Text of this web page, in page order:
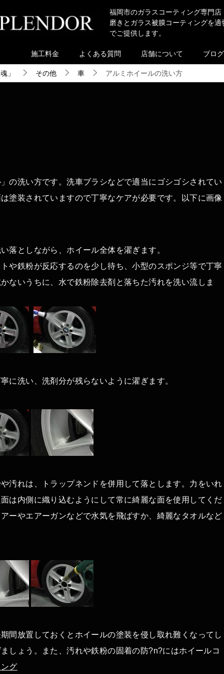
福岡市のガラスコーティング専門店
磨きとガラス被膜コーティングを適
でご提供します。
施工料金 よくある質問 店舗について ブロ
」 その他 車 アルミホイールの洗い方
の洗い方です。洗車ブラシなどで適当にゴシゴシされてい
塗装されていますので丁寧なケアが必要です。以下に画像
落としながら、ホイール全体を濯ぎます。
や鉄粉が反応するのを少し待ち、小型のスポンジ等で丁寧
ないうちに、水で鉄粉除去剤と落ちた汚れを洗い流しま
に洗い、洗剤分が残らないように濯ぎます。
汚れは、トラップネンドを併用して落とします。力をいれ
は内側に織り込むようにして常に綺麗な面を使用してくだ
ーやエアーガンなどで水気を飛ばすか、綺麗なタオルなど
間放置しておくとホイールの塗装を侵し取れ難くなってし
しょう。また、汚れや鉄粉の固着の防?n?にはホイールコ
グ